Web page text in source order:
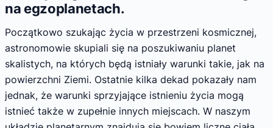
na egzoplanetach.
Początkowo szukając życia w przestrzeni kosmicznej,
astronomowie skupiali się na poszukiwaniu planet
skalistych, na których będą istniały warunki takie, jak na
powierzchni Ziemi. Ostatnie kilka dekad pokazały nam
jednak, że warunki sprzyjające istnieniu życia mogą
istnieć także w zupełnie innych miejscach. W naszym